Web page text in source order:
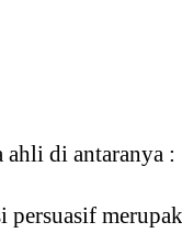
di antaranya :